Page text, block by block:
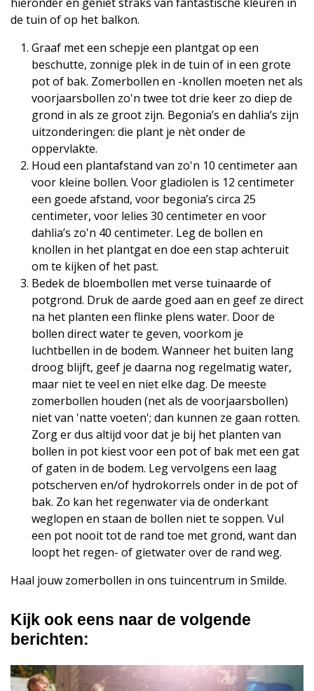
de tuin of op het balkon.
Graaf met een schepje een plantgat op een
beschutte, zonnige plek in de tuin of in een grote
pot of bak. Zomerbollen en -knollen moeten net als
voorjaarsbollen zo'n twee tot drie keer zo diep de
grond in als ze groot zijn. Begonia’s en dahlia’s zijn
uitzonderingen: die plant je nèt onder de
oppervlakte.
Houd een plantafstand van zo'n 10 centimeter aan
voor kleine bollen. Voor gladiolen is 12 centimeter
een goede afstand, voor begonia’s circa 25
centimeter, voor lelies 30 centimeter en voor
dahlia’s zo'n 40 centimeter. Leg de bollen en
knollen in het plantgat en doe een stap achteruit
om te kijken of het past.
Bedek de bloembollen met verse tuinaarde of
potgrond. Druk de aarde goed aan en geef ze direct
na het planten een flinke plens water. Door de
bollen direct water te geven, voorkom je
luchtbellen in de bodem. Wanneer het buiten lang
droog blijft, geef je daarna nog regelmatig water,
maar niet te veel en niet elke dag. De meeste
zomerbollen houden (net als de voorjaarsbollen)
niet van 'natte voeten'; dan kunnen ze gaan rotten.
Zorg er dus altijd voor dat je bij het planten van
bollen in pot kiest voor een pot of bak met een gat
of gaten in de bodem. Leg vervolgens een laag
potscherven en/of hydrokorrels onder in de pot of
bak. Zo kan het regenwater via de onderkant
weglopen en staan de bollen niet te soppen. Vul
een pot nooit tot de rand toe met grond, want dan
loopt het regen- of gietwater over de rand weg.
Haal jouw zomerbollen in ons tuincentrum in Smilde.
Kijk ook eens naar de volgende
berichten: